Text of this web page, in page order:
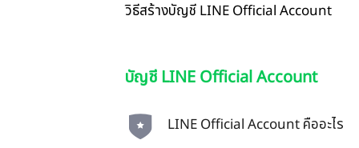
วิธีสร้างบัญชี LINE Official Account
บัญชี LINE Official Account
LINE Official Account คืออะไร